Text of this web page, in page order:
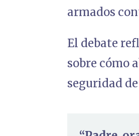
armados
El debate
sobre cómo
seguridad